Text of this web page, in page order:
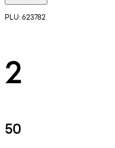
PLU: 623782
2
50